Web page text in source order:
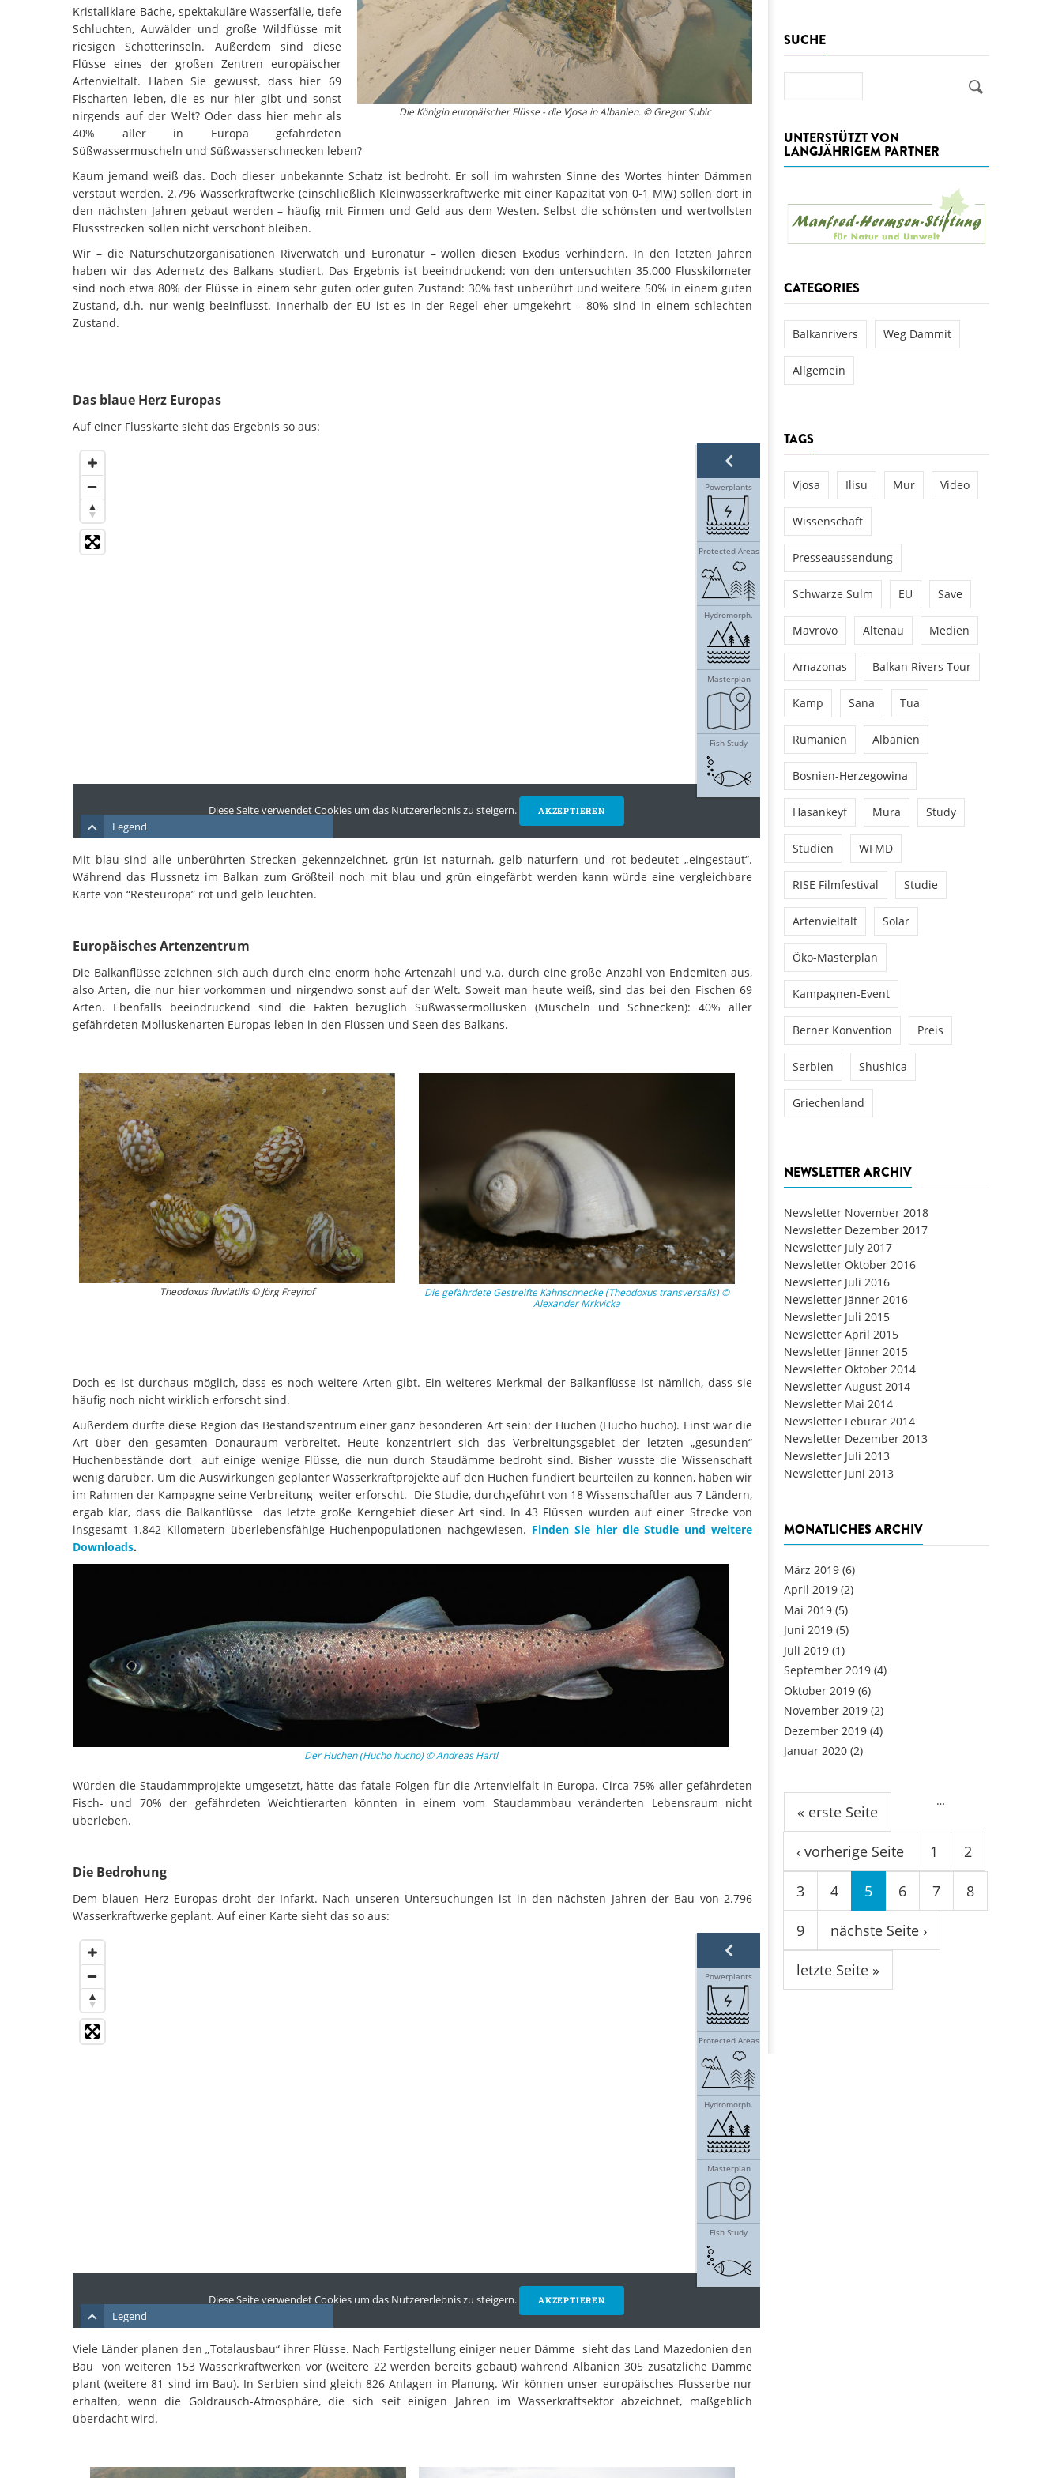
Wissenschaftler:innen legen
die Grundlage für Europas
nächsten Wildfluss-
Nationalpark
Wasserkraftwerks Ulog verursacht
Studien
Fotos
Videos
Aktuell
WEG DAMMIT
Erfolg für den Kamp: Aus für
Kraftwerksneubau im Kamptal
Die Königin europäischer Flüsse - die Vjosa in Albanien. © Gregor Subic
Kristallklare Bäche, spektakuläre Wasserfälle, tiefe
Schluchten, Auwälder und große Wildflüsse mit
riesigen Schotterinseln. Außerdem sind diese
Flüsse eines der großen Zentren europäischer
Artenvielfalt. Haben Sie gewusst, dass hier 69
Fischarten leben, die es nur hier gibt und sonst
nirgends auf der Welt? Oder dass hier mehr als
40% aller in Europa gefährdeten
Süßwassermuscheln und Süßwasserschnecken leben?
Kaum jemand weiß das. Doch dieser unbekannte Schatz ist bedroht. Er soll im wahrsten Sinne des Wortes hinter Dämmen
verstaut werden. 2.796 Wasserkraftwerke (einschließlich Kleinwasserkraftwerke mit einer Kapazität von 0-1 MW) sollen dort in
den nächsten Jahren gebaut werden – häufig mit Firmen und Geld aus dem Westen. Selbst die schönsten und wertvollsten
Flussstrecken sollen nicht verschont bleiben.
Wir – die Naturschutzorganisationen Riverwatch und Euronatur – wollen diesen Exodus verhindern. In den letzten Jahren
haben wir das Adernetz des Balkans studiert. Das Ergebnis ist beeindruckend: von den untersuchten 35.000 Flusskilometer
sind noch etwa 80% der Flüsse in einem sehr guten oder guten Zustand: 30% fast unberührt und weitere 50% in einem guten
Zustand, d.h. nur wenig beeinflusst. Innerhalb der EU ist es in der Regel eher umgekehrt – 80% sind in einem schlechten
Zustand.
Das blaue Herz Europas
Auf einer Flusskarte sieht das Ergebnis so aus:
Mit blau sind alle unberührten Strecken gekennzeichnet, grün ist naturnah, gelb naturfern und rot bedeutet „eingestaut“.
Während das Flussnetz im Balkan zum Größteil noch mit blau und grün eingefärbt werden kann würde eine vergleichbare
Karte von “Resteuropa” rot und gelb leuchten.
Europäisches Artenzentrum
Die Balkanflüsse zeichnen sich auch durch eine enorm hohe Artenzahl und v.a. durch eine große Anzahl von Endemiten aus,
also Arten, die nur hier vorkommen und nirgendwo sonst auf der Welt. Soweit man heute weiß, sind das bei den Fischen 69
Arten. Ebenfalls beeindruckend sind die Fakten bezüglich Süßwassermollusken (Muscheln und Schnecken): 40% aller
gefährdeten Molluskenarten Europas leben in den Flüssen und Seen des Balkans.
Theodoxus fluviatilis © Jörg Freyhof
Die gefährdete Gestreifte Kahnschnecke (Theodoxus transversalis) ©
Alexander Mrkvicka
Doch es ist durchaus möglich, dass es noch weitere Arten gibt. Ein weiteres Merkmal der Balkanflüsse ist nämlich, dass sie
häufig noch nicht wirklich erforscht sind.
Außerdem dürfte diese Region das Bestandszentrum einer ganz besonderen Art sein: der Huchen (Hucho hucho). Einst war die
Art über den gesamten Donauraum verbreitet. Heute konzentriert sich das Verbreitungsgebiet der letzten „gesunden“
Huchenbestände dort auf einige wenige Flüsse, die nun durch Staudämme bedroht sind. Bisher wusste die Wissenschaft
wenig darüber. Um die Auswirkungen geplanter Wasserkraftprojekte auf den Huchen fundiert beurteilen zu können, haben wir
im Rahmen der Kampagne seine Verbreitung weiter erforscht. Die Studie, durchgeführt von 18 Wissenschaftler aus 7 Ländern,
ergab klar, dass die Balkanflüsse das letzte große Kerngebiet dieser Art sind. In 43 Flüssen wurden auf einer Strecke von
insgesamt 1.842 Kilometern überlebensfähige Huchenpopulationen nachgewiesen. Finden Sie hier die Studie und weitere
Downloads.
Der Huchen (Hucho hucho) © Andreas Hartl
Würden die Staudammprojekte umgesetzt, hätte das fatale Folgen für die Artenvielfalt in Europa. Circa 75% aller gefährdeten
Fisch- und 70% der gefährdeten Weichtierarten könnten in einem vom Staudammbau veränderten Lebensraum nicht
überleben.
Die Bedrohung
Dem blauen Herz Europas droht der Infarkt. Nach unseren Untersuchungen ist in den nächsten Jahren der Bau von 2.796
Wasserkraftwerke geplant. Auf einer Karte sieht das so aus:
Viele Länder planen den „Totalausbau“ ihrer Flüsse. Nach Fertigstellung einiger neuer Dämme sieht das Land Mazedonien den
Bau von weiteren 153 Wasserkraftwerken vor (weitere 22 werden bereits gebaut) während Albanien 305 zusätzliche Dämme
plant (weitere 81 sind im Bau). In Serbien sind gleich 826 Anlagen in Planung. Wir können unser europäisches Flusserbe nur
erhalten, wenn die Goldrausch-Atmosphäre, die sich seit einigen Jahren im Wasserkraftsektor abzeichnet, maßgeblich
überdacht wird.
SUCHE
UNTERSTÜTZT VON
LANGJÄHRIGEM PARTNER
CATEGORIES
Balkanrivers Weg Dammit
Allgemein
TAGS
Vjosa Ilisu Mur Video
Wissenschaft
Presseaussendung
Schwarze Sulm EU Save
Mavrovo Altenau Medien
Amazonas Balkan Rivers Tour
Kamp Sana Tua
Rumänien Albanien
Bosnien-Herzegowina
Hasankeyf Mura Study
Studien WFMD
RISE Filmfestival Studie
Artenvielfalt Solar
Öko-Masterplan
Kampagnen-Event
Berner Konvention Preis
Serbien Shushica
Griechenland
NEWSLETTER ARCHIV
Newsletter November 2018
Newsletter Dezember 2017
Newsletter July 2017
Newsletter Oktober 2016
Newsletter Juli 2016
Newsletter Jänner 2016
Newsletter Juli 2015
Newsletter April 2015
Newsletter Jänner 2015
Newsletter Oktober 2014
Newsletter August 2014
Newsletter Mai 2014
Newsletter Feburar 2014
Newsletter Dezember 2013
Newsletter Juli 2013
Newsletter Juni 2013
MONATLICHES ARCHIV
März 2019 (6)
April 2019 (2)
Mai 2019 (5)
Juni 2019 (5)
Juli 2019 (1)
September 2019 (4)
Oktober 2019 (6)
November 2019 (2)
Dezember 2019 (4)
Januar 2020 (2)
Seiten
« erste Seite
‹ vorherige Seite 1 2
3 4 5 6 7 8
9
…
nächste Seite ›
letzte Seite »